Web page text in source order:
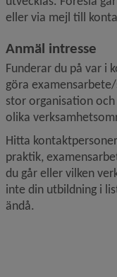
eller via mejl till
Anmäl intresse
Funderar du på var i
göra
stor organisation
olika
Hitta
praktik,
du går eller vilken
inte din utbildning i
ändå.